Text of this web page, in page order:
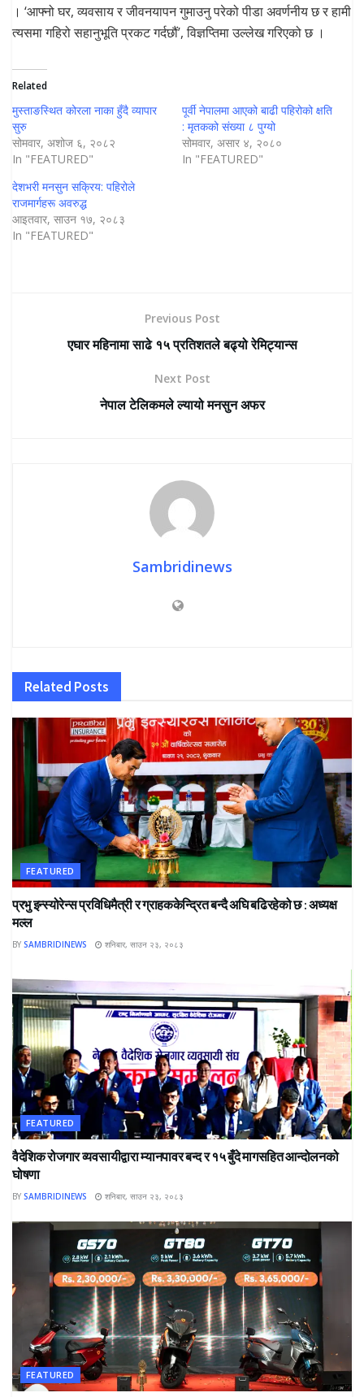
। ‘आफ्नो घर, व्यवसाय र जीवनयापन गुमाउनु परेको पीडा अवर्णनीय छ र हामी
त्यसमा गहिरो सहानुभूति प्रकट गर्दछौं’, विज्ञप्तिमा उल्लेख गरिएको छ ।
Related
मुस्ताङस्थित कोरला नाका हुँदै व्यापार
सुरु
सोमवार, अशोज ६, २०८२
In "FEATURED"
पूर्वी नेपालमा आएको बाढी पहिरोको क्षति
: मृतकको संख्या ८ पुग्यो
सोमवार, असार ४, २०८०
In "FEATURED"
देशभरी मनसुन सक्रिय: पहिरोले
राजमार्गहरू अवरुद्ध
आइतवार, साउन १७, २०८३
In "FEATURED"
Previous Post
एघार महिनामा साढे १५ प्रतिशतले बढ्यो रेमिट्यान्स
Next Post
नेपाल टेलिकमले ल्यायो मनसुन अफर
Sambridinews
Related Posts
FEATURED
प्रभु इन्स्योरेन्स प्रविधिमैत्री र ग्राहककेन्द्रित बन्दै अघि बढिरहेको छ : अध्यक्ष
मल्ल
BY SAMBRIDINEWS शनिबार, साउन २३, २०८३
FEATURED
वैदेशिक रोजगार व्यवसायीद्वारा म्यानपावर बन्द र १५ बुँदे मागसहित आन्दोलनको
घोषणा
BY SAMBRIDINEWS शनिबार, साउन २३, २०८३
FEATURED